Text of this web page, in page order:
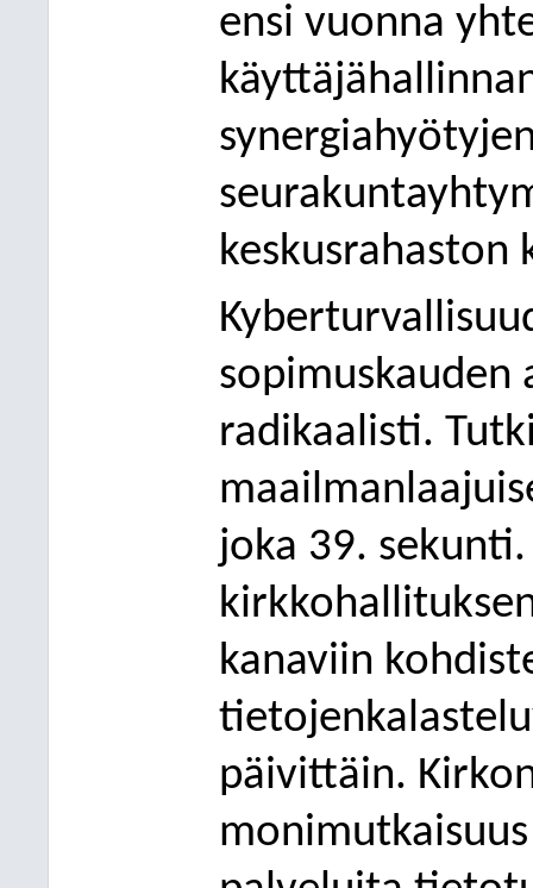
ensi vuonna
keskusrahaston
sopimuskauden
radikaalisti.
joka 39.
kanaviin
päivittäin.